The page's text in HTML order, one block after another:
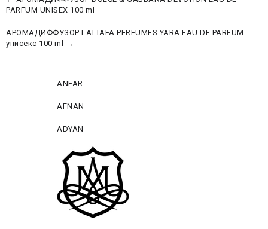
PARFUM UNISEX 100 ml
АРОМАДИФФУЗОР LATTAFA PERFUMES YARA EAU DE PARFUM
унисекс 100 ml →
ANFAR
AFNAN
ADYAN